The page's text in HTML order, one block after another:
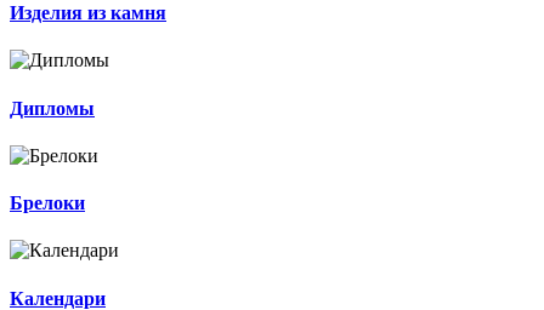
Изделия из камня
Дипломы
Брелоки
Календари